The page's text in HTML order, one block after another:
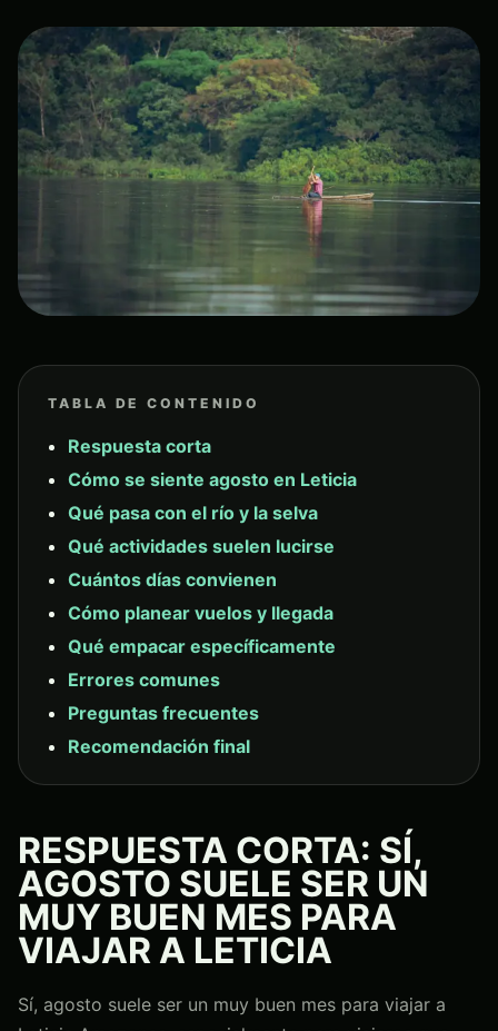
TABLA DE CONTENIDO
Respuesta corta
Cómo se siente agosto en Leticia
Qué pasa con el río y la selva
Qué actividades suelen lucirse
Cuántos días convienen
Cómo planear vuelos y llegada
Qué empacar específicamente
Errores comunes
Preguntas frecuentes
Recomendación final
RESPUESTA CORTA: SÍ,
AGOSTO SUELE SER UN
MUY BUEN MES PARA
VIAJAR A LETICIA
Sí, agosto suele ser un muy buen mes para viajar a